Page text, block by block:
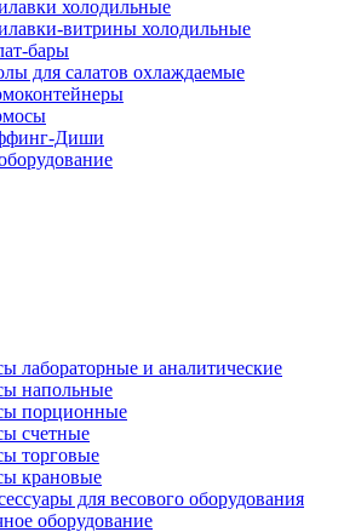
холодильные
витрины холодильные
бары
для салатов охлаждаемые
Диши
лабораторные и аналитические
напольные
порционные
счетные
торговые
крановые
для весового оборудования
оборудование